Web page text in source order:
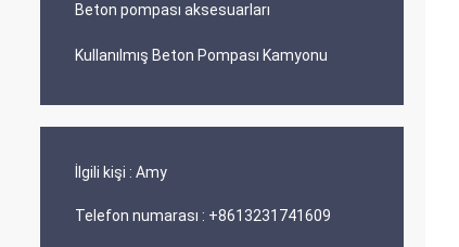
Beton pompası aksesuarları
Kullanılmış Beton Pompası Kamyonu
İlgili kişi : Amy
Telefon numarası : +8613231741609